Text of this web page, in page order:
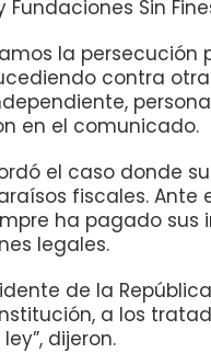
Sin
la persecución
contra
en el comunicado.
el caso donde
fiscales. Ante
ha pagado sus
legales.
de la
a los
dijeron.